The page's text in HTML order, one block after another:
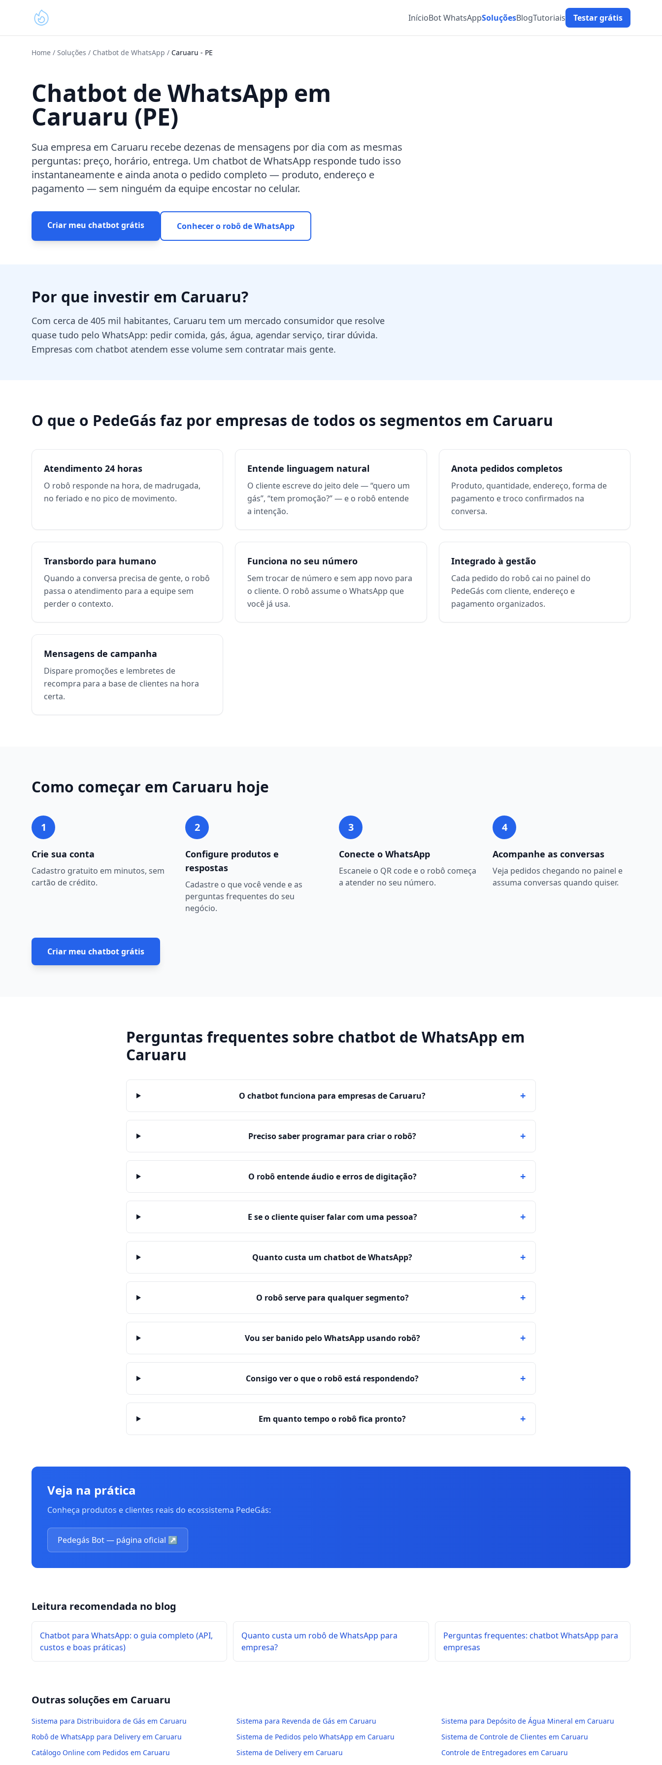
InícioBot WhatsAppSoluçõesBlogTutoriais Testar grátis
Home / Soluções / Chatbot de WhatsApp / Caruaru - PE
Chatbot de WhatsApp em
Caruaru (PE)
Sua empresa em Caruaru recebe dezenas de mensagens por dia com as mesmas
perguntas: preço, horário, entrega. Um chatbot de WhatsApp responde tudo isso
instantaneamente e ainda anota o pedido completo — produto, endereço e
pagamento — sem ninguém da equipe encostar no celular.
Criar meu chatbot grátis Conhecer o robô de WhatsApp
Por que investir em Caruaru?
Com cerca de 405 mil habitantes, Caruaru tem um mercado consumidor que resolve
quase tudo pelo WhatsApp: pedir comida, gás, água, agendar serviço, tirar dúvida.
Empresas com chatbot atendem esse volume sem contratar mais gente.
O que o PedeGás faz por empresas de todos os segmentos em Caruaru
Atendimento 24 horas
O robô responde na hora, de madrugada,
no feriado e no pico de movimento.
Entende linguagem natural
O cliente escreve do jeito dele — “quero um
gás”, “tem promoção?” — e o robô entende
a intenção.
Anota pedidos completos
Produto, quantidade, endereço, forma de
pagamento e troco confirmados na
conversa.
Transbordo para humano
Quando a conversa precisa de gente, o robô
passa o atendimento para a equipe sem
perder o contexto.
Funciona no seu número
Sem trocar de número e sem app novo para
o cliente. O robô assume o WhatsApp que
você já usa.
Integrado à gestão
Cada pedido do robô cai no painel do
PedeGás com cliente, endereço e
pagamento organizados.
Mensagens de campanha
Dispare promoções e lembretes de
recompra para a base de clientes na hora
certa.
Como começar em Caruaru hoje
1
Crie sua conta
Cadastro gratuito em minutos, sem
cartão de crédito.
2
Configure produtos e
respostas
Cadastre o que você vende e as
perguntas frequentes do seu
negócio.
3
Conecte o WhatsApp
Escaneie o QR code e o robô começa
a atender no seu número.
4
Acompanhe as conversas
Veja pedidos chegando no painel e
assuma conversas quando quiser.
Criar meu chatbot grátis
Perguntas frequentes sobre chatbot de WhatsApp em
Caruaru
O chatbot funciona para empresas de Caruaru? +
Preciso saber programar para criar o robô? +
O robô entende áudio e erros de digitação? +
E se o cliente quiser falar com uma pessoa? +
Quanto custa um chatbot de WhatsApp? +
O robô serve para qualquer segmento? +
Vou ser banido pelo WhatsApp usando robô? +
Consigo ver o que o robô está respondendo? +
Em quanto tempo o robô fica pronto? +
Veja na prática
Conheça produtos e clientes reais do ecossistema PedeGás:
Pedegás Bot — página oficial ↗
Leitura recomendada no blog
Chatbot para WhatsApp: o guia completo (API,
custos e boas práticas)
Quanto custa um robô de WhatsApp para
empresa?
Perguntas frequentes: chatbot WhatsApp para
empresas
Outras soluções em Caruaru
Sistema para Distribuidora de Gás em Caruaru Sistema para Revenda de Gás em Caruaru
Sistema para Depósito de Água Mineral em Caruaru
Robô de WhatsApp para Delivery em Caruaru
Sistema de Pedidos pelo WhatsApp em Caruaru
Sistema de Controle de Clientes em Caruaru
Catálogo Online com Pedidos em Caruaru
Sistema de Delivery em Caruaru
Controle de Entregadores em Caruaru